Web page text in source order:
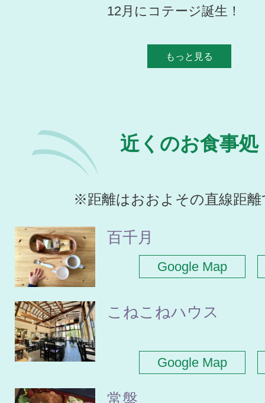
12月にコテージ誕生！
もっと見る
近くのお食事処
※距離はおおよその直線距離
百千月
Google Map
こねこねハウス
Google Map
常盤